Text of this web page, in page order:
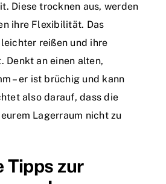
Diese trocknen aus, werden
ihre Flexibilität. Das
reißen und ihre
Denkt an einen alten,
– er ist brüchig und kann
also darauf, dass die
Lagerraum nicht zu
Tipps zur